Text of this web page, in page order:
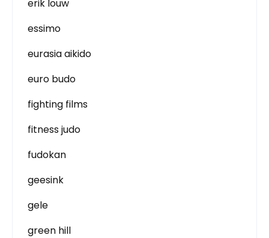
erik louw
essimo
eurasia aikido
euro budo
fighting films
fitness judo
fudokan
geesink
gele
green hill